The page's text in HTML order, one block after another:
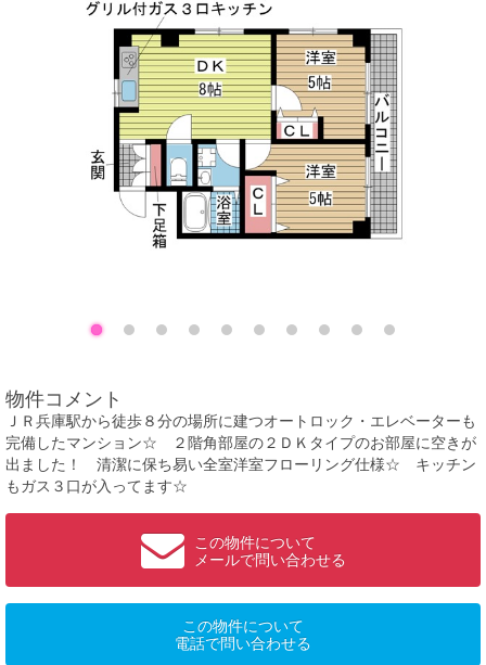
物件コメント
ＪＲ兵庫駅から徒歩８分の場所に建つオートロック・エレベーターも
完備したマンション☆ ２階角部屋の２ＤＫタイプのお部屋に空きが
出ました！ 清潔に保ち易い全室洋室フローリング仕様☆ キッチン
もガス３口が入ってます☆
この物件について
メールで問い合わせる
この物件について
電話で問い合わせる